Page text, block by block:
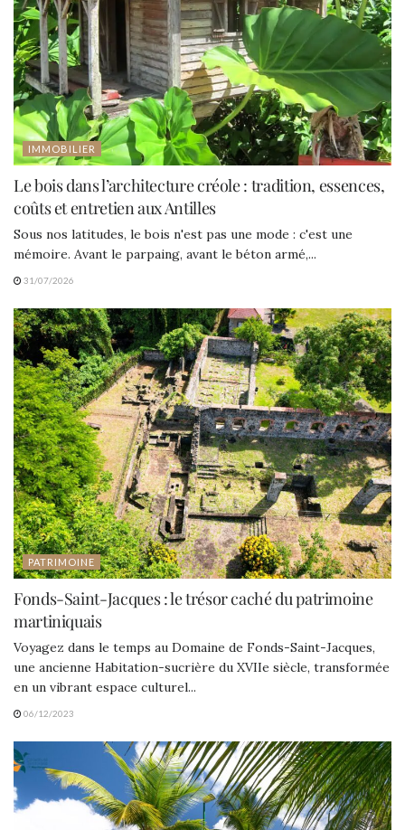
IMMOBILIER
Le bois dans l’architecture créole : tradition, essences,
coûts et entretien aux Antilles
Sous nos latitudes, le bois n'est pas une mode : c'est une
mémoire. Avant le parpaing, avant le béton armé,...
31/07/2026
PATRIMOINE
Fonds-Saint-Jacques : le trésor caché du patrimoine
martiniquais
Voyagez dans le temps au Domaine de Fonds-Saint-Jacques,
une ancienne Habitation-sucrière du XVIIe siècle, transformée
en un vibrant espace culturel...
06/12/2023